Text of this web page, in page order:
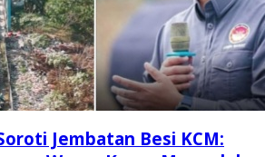
Jembatan Besi KCM: